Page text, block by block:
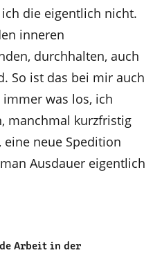
die eigentlich nicht.
inneren
durchhalten, auch
So ist das bei mir auch
was los, ich
manchmal kurzfristig
neue Spedition
Ausdauer eigentlich
Arbeit in der